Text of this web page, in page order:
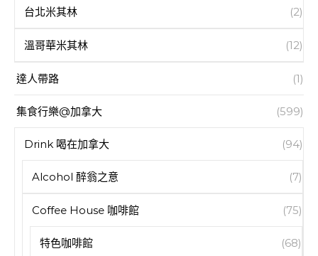
台北米其林 (2)
溫哥華米其林 (12)
達人帶路 (1)
集食行樂@加拿大 (599)
Drink 喝在加拿大 (94)
Alcohol 醉翁之意 (7)
Coffee House 咖啡館 (75)
特色咖啡館 (68)